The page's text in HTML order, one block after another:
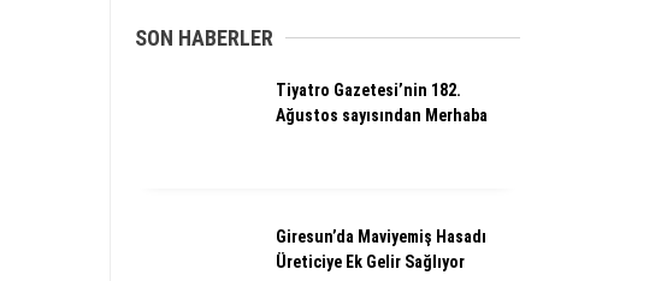
SON HABERLER
Tiyatro Gazetesi’nin 182.
Ağustos sayısından Merhaba
Giresun’da Maviyemiş Hasadı
Üreticiye Ek Gelir Sağlıyor